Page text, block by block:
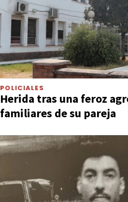
POLICIALES
Herida tras una feroz
familiares de su pareja